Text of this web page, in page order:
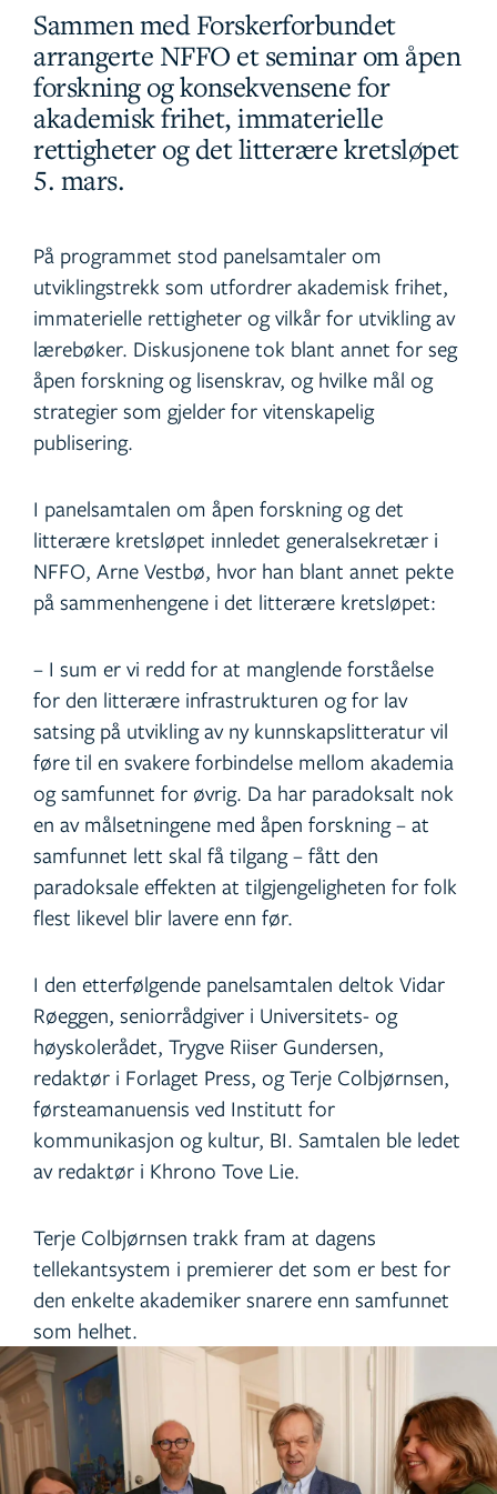
Sammen med Forskerforbundet
arrangerte NFFO et seminar om åpen
forskning og konsekvensene for
akademisk frihet, immaterielle
rettigheter og det litterære kretsløpet
5. mars.
På programmet stod panelsamtaler om
utviklingstrekk som utfordrer akademisk frihet,
immaterielle rettigheter og vilkår for utvikling av
lærebøker. Diskusjonene tok blant annet for seg
åpen forskning og lisenskrav, og hvilke mål og
strategier som gjelder for vitenskapelig
publisering.
I panelsamtalen om åpen forskning og det
litterære kretsløpet innledet generalsekretær i
NFFO, Arne Vestbø, hvor han blant annet pekte
på sammenhengene i det litterære kretsløpet:
– I sum er vi redd for at manglende forståelse
for den litterære infrastrukturen og for lav
satsing på utvikling av ny kunnskapslitteratur vil
føre til en svakere forbindelse mellom akademia
og samfunnet for øvrig. Da har paradoksalt nok
en av målsetningene med åpen forskning – at
samfunnet lett skal få tilgang – fått den
paradoksale effekten at tilgjengeligheten for folk
flest likevel blir lavere enn før.
I den etterfølgende panelsamtalen deltok Vidar
Røeggen, seniorrådgiver i Universitets- og
høyskolerådet, Trygve Riiser Gundersen,
redaktør i Forlaget Press, og Terje Colbjørnsen,
førsteamanuensis ved Institutt for
kommunikasjon og kultur, BI. Samtalen ble ledet
av redaktør i Khrono Tove Lie.
Terje Colbjørnsen trakk fram at dagens
tellekantsystem i premierer det som er best for
den enkelte akademiker snarere enn samfunnet
som helhet.